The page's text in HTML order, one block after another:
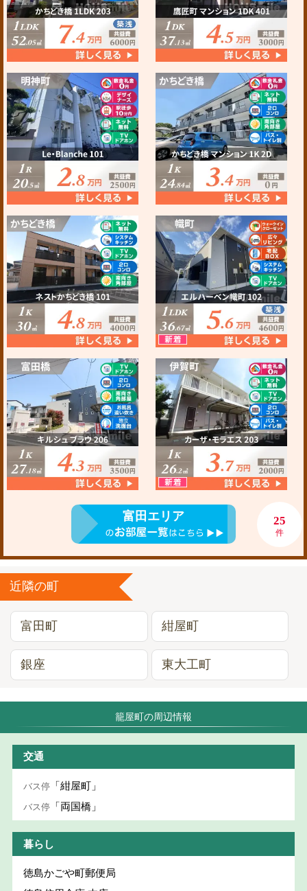
富田エリア 25
件
近隣の町
富田町 紺屋町
銀座 東大工町
籠屋町の周辺情報
交通
バス停 「紺屋町」
バス停 「両国橋」
暮らし
徳島かごや町郵便局